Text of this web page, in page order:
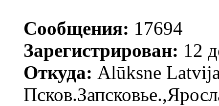
Сообщения: 17694
Зарегистрирован: 12
Откуда: Alūksne